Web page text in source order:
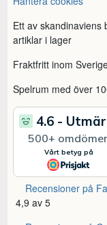
Ett av skandinaviens
artiklar i lager
Fraktfritt inom
Spelrum med över
Recensioner på
4,9 av 5